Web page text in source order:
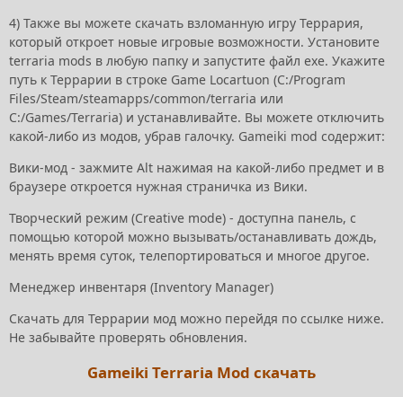
4) Также вы можете скачать взломанную игру Террария,
который откроет новые игровые возможности. Установите
terraria mods в любую папку и запустите файл exe. Укажите
путь к Террарии в строке Game Locartuon (C:/Program
Files/Steam/steamapps/common/terraria или
C:/Games/Terraria) и устанавливайте. Вы можете отключить
какой-либо из модов, убрав галочку. Gameiki mod содержит:
Вики-мод - зажмите Alt нажимая на какой-либо предмет и в
браузере откроется нужная страничка из Вики.
Творческий режим (Creative mode) - доступна панель, с
помощью которой можно вызывать/останавливать дождь,
менять время суток, телепортироваться и многое другое.
Менеджер инвентаря (Inventory Manager)
Скачать для Террарии мод можно перейдя по ссылке ниже.
Не забывайте проверять обновления.
Gameiki Terraria Mod скачать